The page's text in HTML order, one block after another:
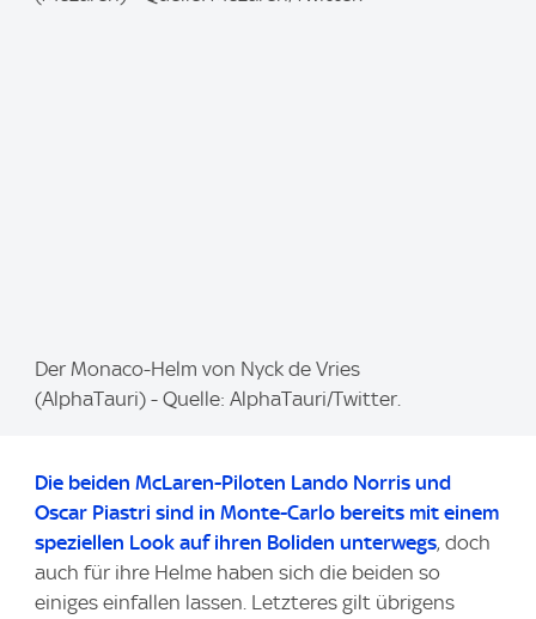
m
Der Monaco-Helm von Nyck de Vries
(AlphaTauri) - Quelle: AlphaTauri/Twitter.
Die beiden McLaren-Piloten Lando Norris und
Oscar Piastri sind in Monte-Carlo bereits mit einem
speziellen Look auf ihren Boliden unterwegs, doch
auch für ihre Helme haben sich die beiden so
einiges einfallen lassen. Letzteres gilt übrigens